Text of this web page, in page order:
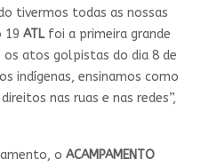
tivermos todas as nossas
19 ATLfoi a primeira grande
atos golpistas do dia 8 de
indígenas, ensinamos como
nas ruas e nas redes”,
o ACAMPAMENTO